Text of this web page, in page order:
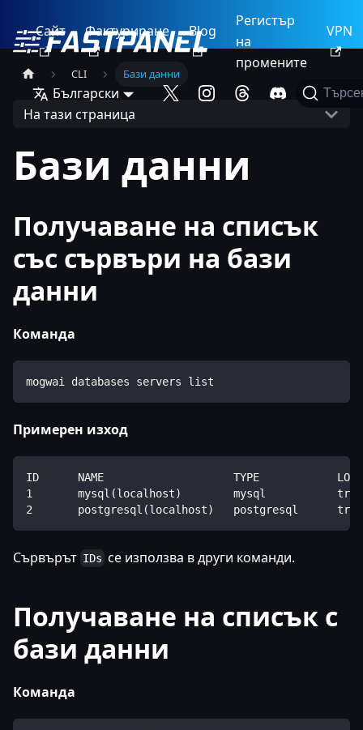
Сайт Фактуриране Blog
Регистър
на
промените
VPN
Български
CLI Бази данни
На тази страница
Бази данни
Получаване на списък
със сървъри на бази
данни
Команда
mogwai databases servers list
Примерен изход
ID      NAME                    TYPE            LOCAL
1       mysql(localhost)        mysql
2       postgresql(localhost)   postgresql
Сървърът IDs се използва в други команди.
Получаване на списък с
бази данни
Команда